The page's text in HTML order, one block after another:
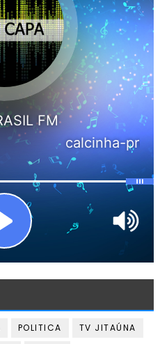
POLITICA
TV JITAÚNA